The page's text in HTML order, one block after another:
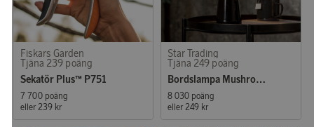
Fiskars Garden
Tjäna 239 poäng
Sekatör Plus™ P751
7 700 poäng
eller 239 kr
Star Trading
Tjäna 249 poäng
Bordslampa Mushroom
8 030 poäng
eller 249 kr